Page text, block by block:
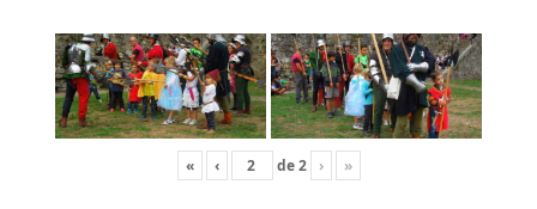
« ‹ de2 › »